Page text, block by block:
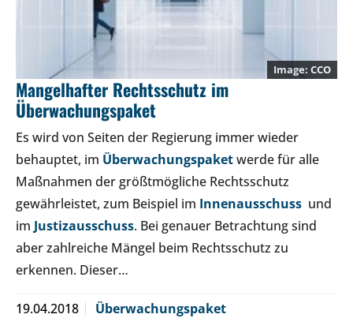
CCO
Mangelhafter Rechtsschutz im
Überwachungspaket
Es wird von Seiten der Regierung immer wieder
behauptet, im Überwachungspaketwerde für alle
Maßnahmen der größtmögliche Rechtsschutz
gewährleistet, zum Beispiel im Innenausschuss und
im Justizausschuss. Bei genauer Betrachtung sind
aber zahlreiche Mängel beim Rechtsschutz zu
erkennen. Dieser…
19.04.2018 Überwachungspaket